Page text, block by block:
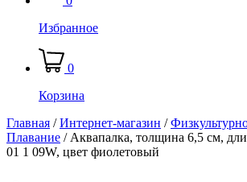
Избранное
0
Корзина
Главная /Интернет-магазин /
Плавание / Аквапалка, толщина 6,5 см,
01 1 09W, цвет фиолетовый